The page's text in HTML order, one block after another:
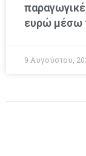
ευρώ μέσω
9 Αυγούστου,